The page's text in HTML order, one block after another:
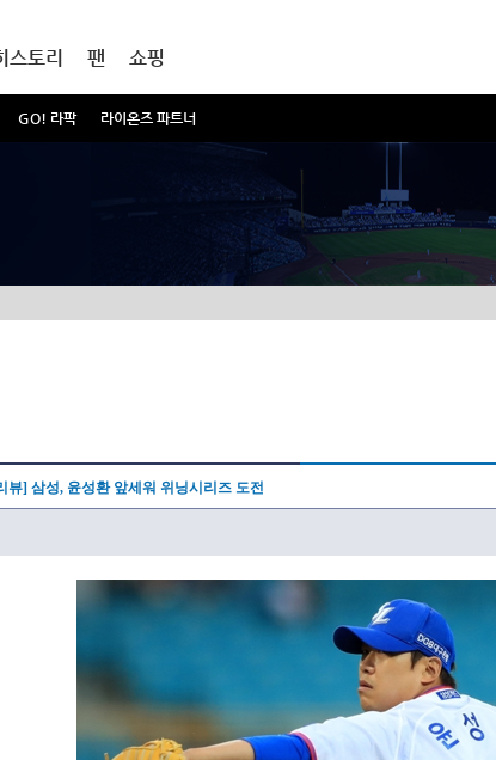
GO! 라팍 라이온즈 파트너
스토리 팬 쇼핑
뷰] 삼성, 윤성환 앞세워 위닝시리즈 도전